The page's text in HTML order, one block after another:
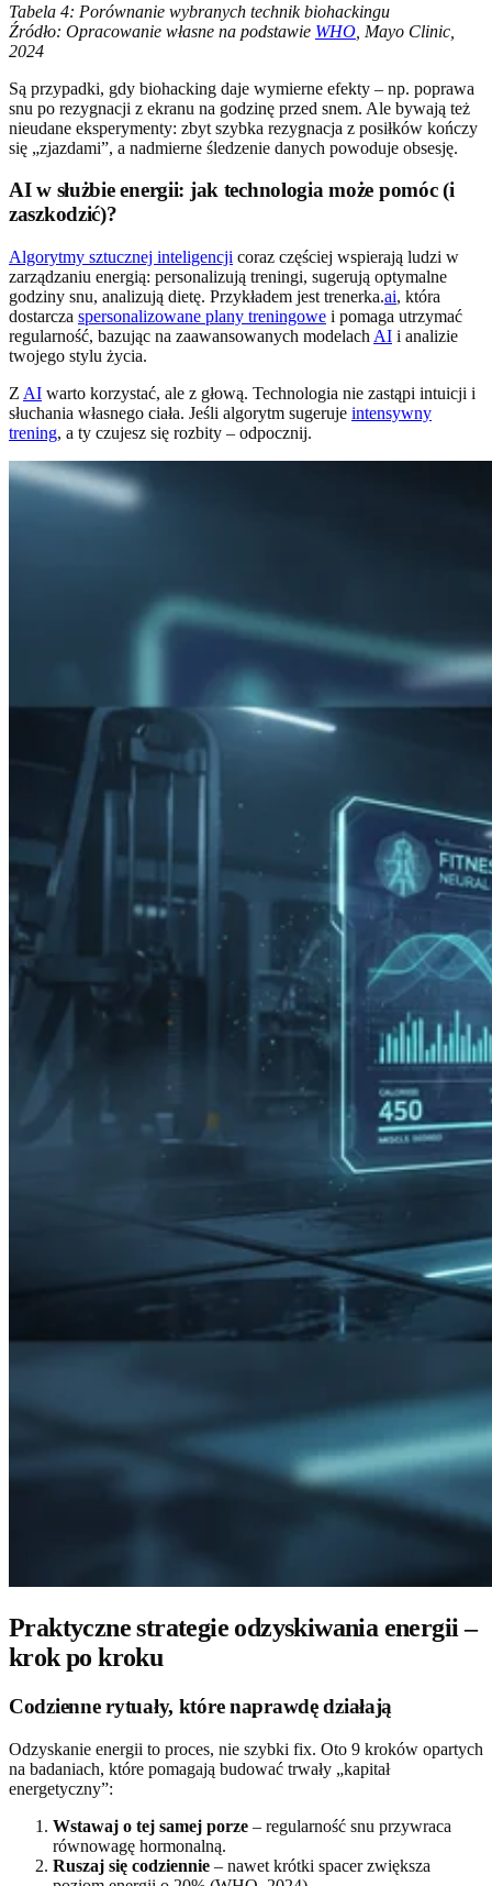
Tabela 4: Porównanie wybranych technik biohackingu
Źródło: Opracowanie własne na podstawie WHO , Mayo Clinic,
2024
Są przypadki, gdy biohacking daje wymierne efekty – np. poprawa
snu po rezygnacji z ekranu na godzinę przed snem. Ale bywają też
nieudane eksperymenty: zbyt szybka rezygnacja z posiłków kończy
się „zjazdami”, a nadmierne śledzenie danych powoduje obsesję.
AI w służbie energii: jak technologia może pomóc (i
zaszkodzić)?
Algorytmy sztucznej inteligencji coraz częściej wspierają ludzi w
zarządzaniu energią: personalizują treningi, sugerują optymalne
godziny snu, analizują dietę. Przykładem jest trenerka.ai, która
dostarcza spersonalizowane plany treningowe i pomaga utrzymać
regularność, bazując na zaawansowanych modelach AI i analizie
twojego stylu życia.
Z AI warto korzystać, ale z głową. Technologia nie zastąpi intuicji i
słuchania własnego ciała. Jeśli algorytm sugeruje intensywny
trening, a ty czujesz się rozbity – odpocznij.
Praktyczne strategie odzyskiwania energii –
krok po kroku
Codzienne rytuały, które naprawdę działają
Odzyskanie energii to proces, nie szybki fix. Oto 9 kroków opartych
na badaniach, które pomagają budować trwały „kapitał
energetyczny”:
Wstawaj o tej samej porze – regularność snu przywraca
równowagę hormonalną.
Ruszaj się codziennie – nawet krótki spacer zwiększa